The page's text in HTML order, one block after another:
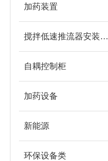
加药装置
搅拌低速推流器安装系统
自耦控制柜
加药设备
新能源
环保设备类